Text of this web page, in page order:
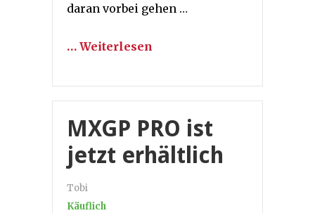
daran vorbei gehen …
… Weiterlesen
MXGP PRO ist
jetzt erhältlich
Tobi
Käuflich